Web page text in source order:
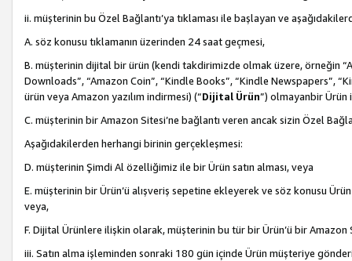
ii. müşterinin bu Özel Bağlantı’ya tıklaması ile başlayan ve
A. söz konusu tıklamanın üzerinden 24 saat geçmesi,
B. müşterinin dijital bir ürün (kendi takdirimizde olmak üzere, örneğin
Downloads”, “Amazon Coin”, “Kindle Books”, “Kindle Newspapers”,
ürün veya Amazon yazılım indirmesi) (“Dijital Ürün”) olmayanbir Ürün
C. müşterinin bir Amazon Sitesi’ne bağlantı veren ancak sizin Özel
Aşağıdakilerden herhangi birinin gerçekleşmesi:
D. müşterinin Şimdi Al özelliğimiz ile bir Ürün satın alması, veya
E. müşterinin bir Ürün’ü alışveriş sepetine ekleyerek ve söz konusu
veya,
F. Dijital Ürünlere ilişkin olarak, müşterinin bu tür bir Ürün’ü bir Amazon
iii. Satın alma işleminden sonraki 180 gün içinde Ürün müşteriye